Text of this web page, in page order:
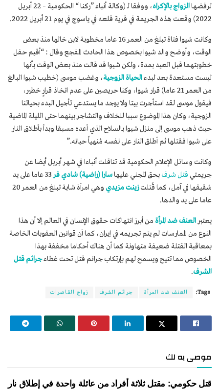
لرفضهاالزواج بالإكراه
، ووفقا لـ (وكالة أنباء ”ركنا “ الحكومية – 22 أبريل
2022) وقعت هذه الجريمة في قرية قلعه في ياسوج في يوم 21 أبريل 2022.
وكانت شيوا فتاة تبلغ من العمر 16 عاما مخطوبة لابن خالها منذ بعض
الوقت، وأوضح والد شيوا بخصوص هذا الحادث المفجع وقال : “أقيم حفل
خطوبتهما قبل العيد بمدة، ولكن شيوا قد قالت منذ بعض الوقت بأنها
ليست مستعدة بعد لبدءالحياة الزوجية، وغضب موسى (خطيب شيوا البالغ
من العمر 21 عاما) قرار شيوا، وكنا حريصين على عدم اتخاذ قرارٍ خطير،
فيقول موسى لقد استأجرت بيتا ولا يوجد ما يستدعي تأجيل البدء بحياتنا
الزوجية، وكان هذا الموضوع سببا للخلاف والتشاجر بينهما حتى الليلة الماضية
حيث ذهب موسى إلى منزل شيوا بالسلاح الذي أعده مسبقا وبدأ بأطلاق النار
على شيوا فقتلها ثم أطلق النار على نفسه مُنهياً حياته.”
وكانت وسائل الإعلام الحكومية قد تناقلت أنباءا في شهر أبريل أيضا عن
جريمتي قتل شرف بحق المجني عليهاسارا (راضية) شادي فر
33 عاما على يد
شقيقها في آمل، كما قُتلتزينت مزيدي
وهي امرأة شابة تبلغ من العمر 20
عاما على يد والدها.
يعتبر العنف ضد المرأة من أبرز انتهاكات حقوق الإنسان في العالم إلا أن هذا
النوع من الممارسات لم يتم تجريمه في إيران، كما أن قوانين العقوبات الخاصة
بمعاقبة القتلة ضعيفة متهاونة كما أن هناك أحكاما مخففة بهذا
الخصوص مما تتيح ويسمح لهم بإرتكاب جرائم قتل تحت غطاءجرائم قتل
الشرف.
Tags: العنف ضد المرأة جرائم الشرف زواج القاصرات
موصى به لك
قتل حكومي: مقتل ثلاثة أفراد من عائلة واحدة في إطلاق نار